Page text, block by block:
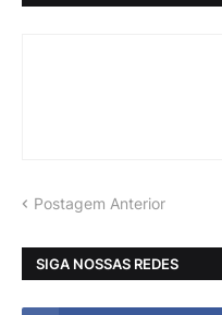
Postagem Anterior
SIGA NOSSAS REDES